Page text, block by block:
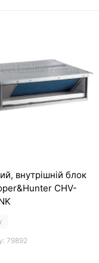
внутрішній блок
CHV-
79892